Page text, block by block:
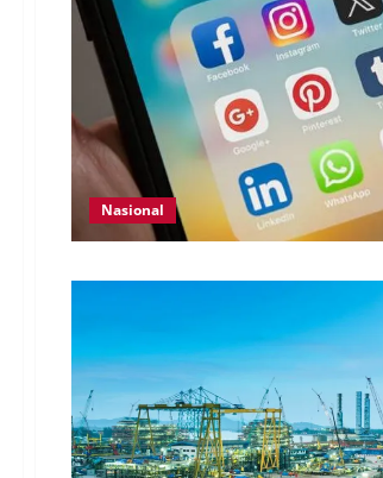
Nasional